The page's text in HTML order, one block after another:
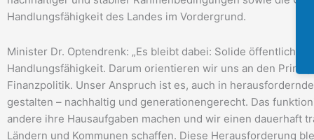
Handlungsfähigkeit des Landes im Vordergrund.
Minister Dr. Optendrenk: „Es bleibt dabei: Solide öffentliche
Handlungsfähigkeit. Darum orientieren wir uns an den
Finanzpolitik. Unser Anspruch ist es, auch in
gestalten – nachhaltig und generationengerecht. Das
andere ihre Hausaufgaben machen und wir einen dauerhaft
Ländern und Kommunen schaffen. Diese Herausforderung